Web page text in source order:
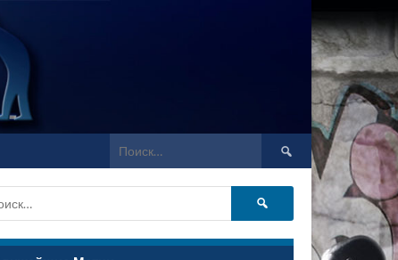
Найти:
Найти: